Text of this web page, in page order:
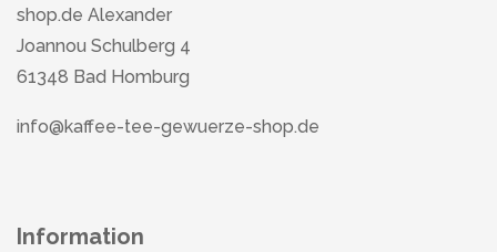
shop.de Alexander
Joannou Schulberg 4
61348 Bad Homburg
info@kaffee-tee-gewuerze-shop.de
Information